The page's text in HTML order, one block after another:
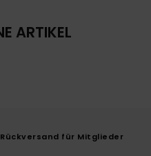
ARTIKEL
für Mitglieder